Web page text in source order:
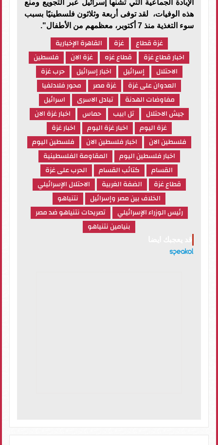
الإبادة الجماعية التي تشنها إسرائيل عبر التجويع ومنع
هذه الوفيات، لقد توفى أربعة وثلاثون فلسطينيًا بسبب
سوء التغذية منذ 7 أكتوبر، معظمهم من الأطفال".
غزة قطاع غزة
القاهرة الإخبارية
اخبار قطاع غزة
قطاع غزه غزة الان
فلسطين
الاحتلال
إسرائيل اخبار إسرائيل
حرب غزة
العدوان على غزة
غزة مصر
محور فلادلفيا
مفاوضات الهدنة
تبادل الاسرى
اسرائيل
جيش الاحتلال
تل ابيب حماس
اخبار غزة الان
غزة اليوم
اخبار غزة اليوم
اخبار غزة
فلسطين الان
اخبار فلسطين الان
فلسطين اليوم
اخبار فلسطين اليوم
المقاومة الفلسطينية
القسام
كتائب القسام
الحرب على غزة
قطاع غزة
الضفة الغربية
الاحتلال الإسرائيلي
الخلاف بين مصر وإسرائيل
نتنياهو
رئيس الوزراء الإسرائيلي
تصريحات نتنياهو ضد مصر
بنيامين نتنياهو